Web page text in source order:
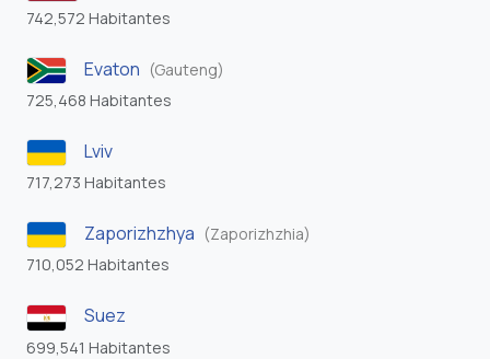
742,572 Habitantes
Evaton (Gauteng)
725,468 Habitantes
Lviv
717,273 Habitantes
Zaporizhzhya (Zaporizhzhia)
710,052 Habitantes
Suez
699,541 Habitantes